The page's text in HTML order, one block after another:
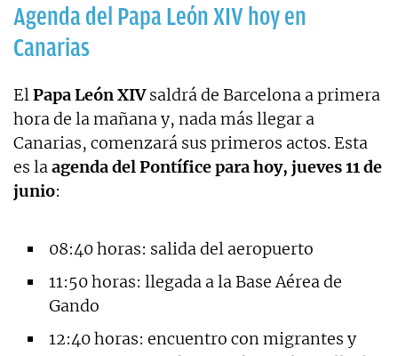
Agenda del Papa León XIV hoy en
Canarias
ElPapa León XIVsaldrá de Barcelona a primera
hora de la mañana y, nada más llegar a
Canarias, comenzará sus primeros actos. Esta
es laagenda del Pontífice para hoy, jueves 11 de
junio:
08:40 horas: salida del aeropuerto
11:50 horas: llegada a la Base Aérea de
Gando
12:40 horas: encuentro con migrantes y